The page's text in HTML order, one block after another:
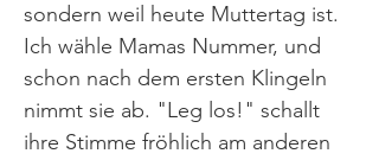
sondern weil heute Muttertag ist.
Ich wähle Mamas Nummer, und
schon nach dem ersten Klingeln
nimmt sie ab. "Leg los!" schallt
ihre Stimme fröhlich am anderen